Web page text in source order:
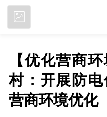
【优化营商
村：开展防
营商环境优化